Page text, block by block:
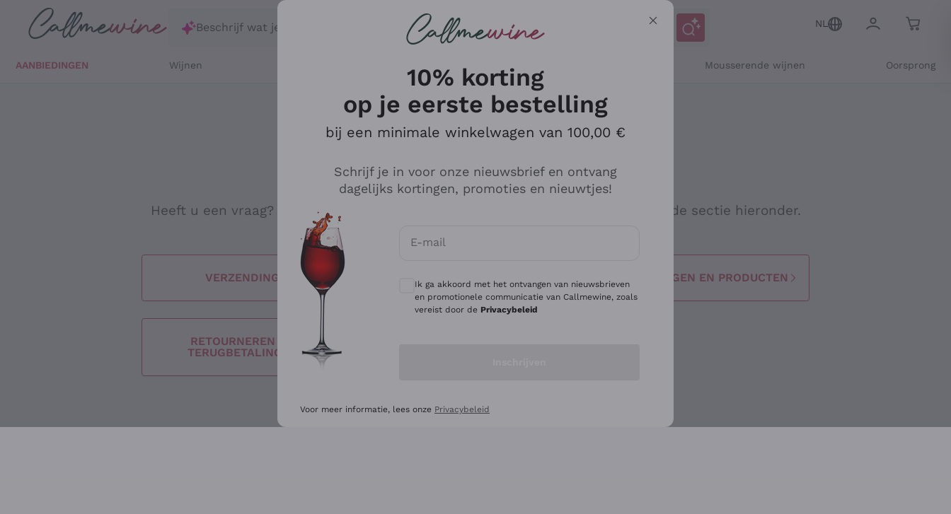
Ga direct naar de hoofdinhoud
Beschrijf wat je zoekt
NL
AANBIEDINGEN Wijnen Mousserende wijnen Oorsprong
Klantenservice
Hallo, hoe kunnen we u helpen?
Heeft u een vraag? Misschien hebben we het antwoord al. Kijk alstublieft naar de sectie hieronder.
VERZENDING FACTURERING EN BETALINGEN BESTELLINGEN EN PRODUCTEN
RETOURNEREN EN
TERUGBETALINGEN
10% korting
op je eerste bestelling
bij een minimale winkelwagen van 100,00 €
Schrijf je in voor onze nieuwsbrief en ontvang
dagelijks kortingen, promoties en nieuwtjes!
E-mail
Ik ga akkoord met het ontvangen van nieuwsbrieven
en promotionele communicatie van Callmewine, zoals
vereist door de Privacybeleid
Voor meer informatie, lees onze Privacybeleid